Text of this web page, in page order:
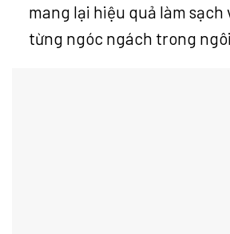
mang lại hiệu quả làm
từng ngóc ngách trong